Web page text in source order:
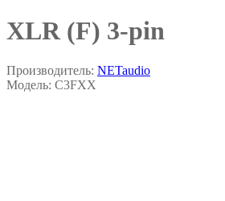
XLR (F) 3-pin
Производитель: NETaudio
Модель: C3FXX